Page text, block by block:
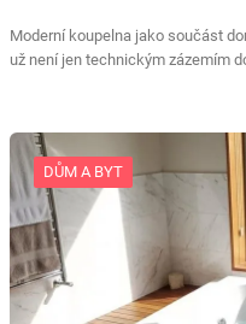
Moderní koupelna jako součást
už není jen technickým zázemím
DŮM A BYT